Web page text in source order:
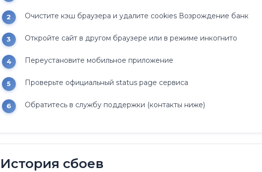
Очистите кэш браузера и удалите cookies Возрождение банк
Откройте сайт в другом браузере или в режиме инкогнито
Переустановите мобильное приложение
Проверьте официальный status page сервиса
Обратитесь в службу поддержки (контакты ниже)
История сбоев